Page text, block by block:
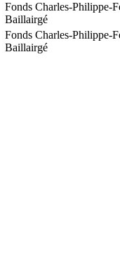
Fonds Charles-Philippe-
Baillairgé
Fonds Charles-Philippe-
Baillairgé